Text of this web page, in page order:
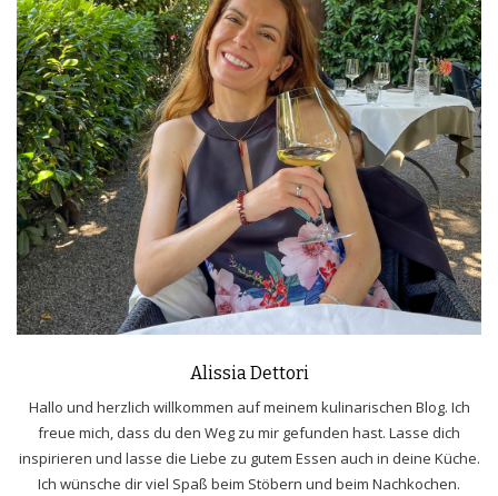
Alissia Dettori
Hallo und herzlich willkommen auf meinem kulinarischen Blog. Ich
freue mich, dass du den Weg zu mir gefunden hast. Lasse dich
inspirieren und lasse die Liebe zu gutem Essen auch in deine Küche.
Ich wünsche dir viel Spaß beim Stöbern und beim Nachkochen.